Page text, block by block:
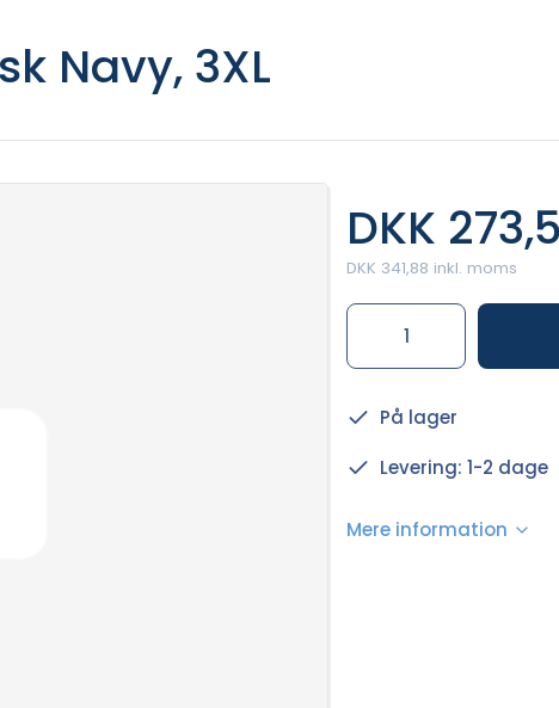
Navy, 3XL
DKK
DKK 341,88 inkl. moms
På lager
Levering: 1-2 dage
Mere information